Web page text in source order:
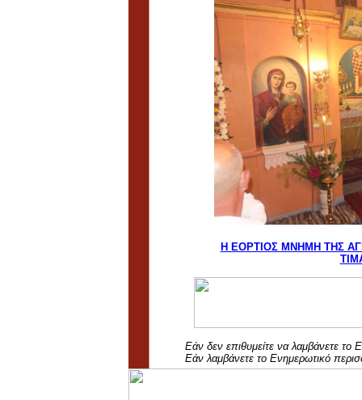
Η ΕΟΡΤΙΟΣ ΜΝΗΜΗ ΤΗΣ
Εάν δεν επιθυμείτε να λαμβάνετε
Εάν λαμβάνετε το Ενημερωτικό